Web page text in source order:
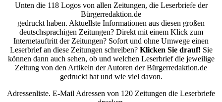
Unten die 118 Logos von allen Zeitungen, die Leserbriefe der
Bürgerredaktion.de
gedruckt haben. Aktuellste Informationen aus diesen großen
deutschsprachigen Zeitungen? Direkt mit einem Klick zum
Internetauftritt der Zeitungen? Sofort und ohne Umwege einen
Leserbrief an diese Zeitungen schreiben? Klicken Sie drauf! Sie
können dann auch sehen, ob und welchen Leserbrief die jeweilige
Zeitung von den Artikeln der Autoren der Bürgerredaktion.de
gedruckt hat und wie viel davon.
Adressenliste. E-Mail Adressen von 120 Zeitungen die Leserbriefe